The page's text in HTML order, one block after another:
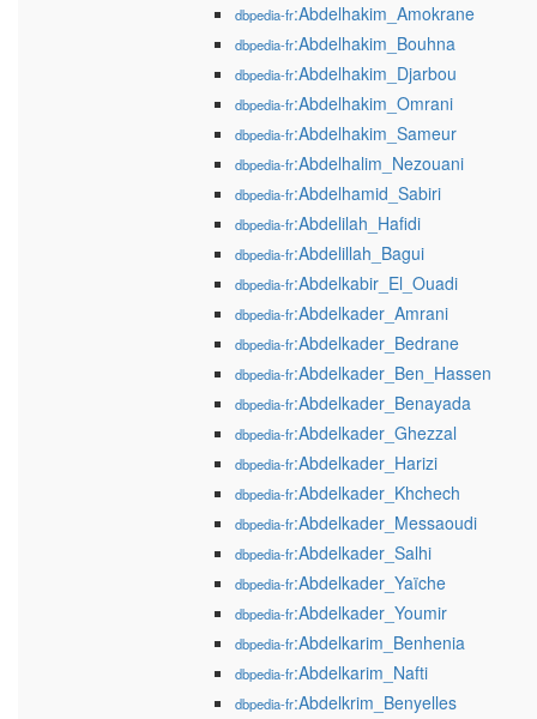
dbpedia-fr:Abdelhakim_Amokrane
dbpedia-fr:Abdelhakim_Bouhna
dbpedia-fr:Abdelhakim_Djarbou
dbpedia-fr:Abdelhakim_Omrani
dbpedia-fr:Abdelhakim_Sameur
dbpedia-fr:Abdelhalim_Nezouani
dbpedia-fr:Abdelhamid_Sabiri
dbpedia-fr:Abdelilah_Hafidi
dbpedia-fr:Abdelillah_Bagui
dbpedia-fr:Abdelkabir_El_Ouadi
dbpedia-fr:Abdelkader_Amrani
dbpedia-fr:Abdelkader_Bedrane
dbpedia-fr:Abdelkader_Ben_Hassen
dbpedia-fr:Abdelkader_Benayada
dbpedia-fr:Abdelkader_Ghezzal
dbpedia-fr:Abdelkader_Harizi
dbpedia-fr:Abdelkader_Khchech
dbpedia-fr:Abdelkader_Messaoudi
dbpedia-fr:Abdelkader_Salhi
dbpedia-fr:Abdelkader_Yaïche
dbpedia-fr:Abdelkader_Youmir
dbpedia-fr:Abdelkarim_Benhenia
dbpedia-fr:Abdelkarim_Nafti
dbpedia-fr:Abdelkrim_Benyelles